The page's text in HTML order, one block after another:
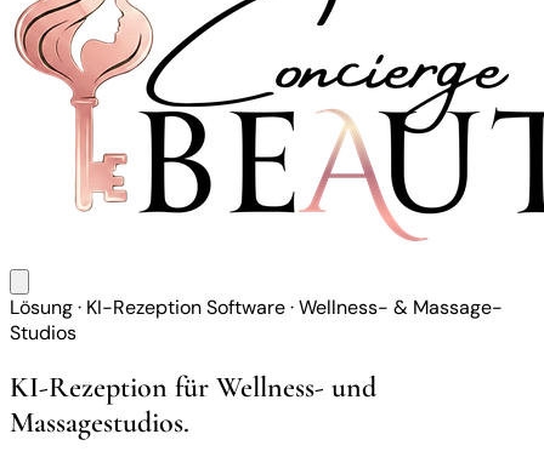
Lösung · KI-Rezeption Software · Wellness- & Massage-
Studios
KI-Rezeption für Wellness- und
Massagestudios.